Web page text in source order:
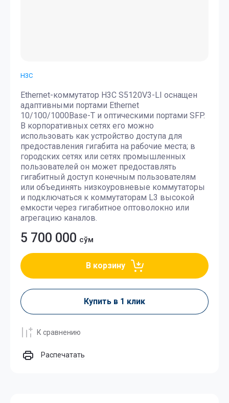
H3C
Ethernet-коммутатор H3C S5120V3-LI оснащен
адаптивными портами Ethernet
10/100/1000Base-T и оптическими портами SFP.
В корпоративных сетях его можно
использовать как устройство доступа для
предоставления гигабита на рабочие места; в
городских сетях или сетях промышленных
пользователей он может предоставлять
гигабитный доступ конечным пользователям
или объединять низкоуровневые коммутаторы
и подключаться к коммутаторам L3 высокой
емкости через гигабитное оптоволокно или
агрегацию каналов.
5 700 000 сўм
В корзину
Купить в 1 клик
К сравнению
Распечатать